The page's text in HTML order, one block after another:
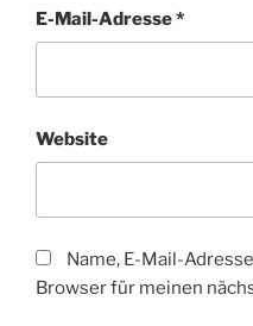
E-Mail-Adresse*
Website
Name, E-Mail-
Browser für meinen